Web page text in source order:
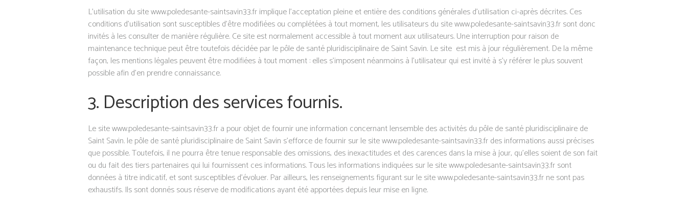
L’utilisation du site www.poledesante-saintsavin33.fr implique l’acceptation pleine et entière des conditions générales d’utilisation ci-après décrites. Ces
conditions d’utilisation sont susceptibles d’être modifiées ou complétées à tout moment, les utilisateurs du site www.poledesante-saintsavin33.fr sont donc
invités à les consulter de manière régulière. Ce site est normalement accessible à tout moment aux utilisateurs. Une interruption pour raison de
maintenance technique peut être toutefois décidée par le pôle de santé pluridisciplinaire de Saint Savin. Le site est mis à jour régulièrement. De la même
façon, les mentions légales peuvent être modifiées à tout moment : elles s’imposent néanmoins à l’utilisateur qui est invité à s’y référer le plus souvent
possible afin d’en prendre connaissance.
3. Description des services fournis.
Le site www.poledesante-saintsavin33.fr a pour objet de fournir une information concernant lensemble des activités du pôle de santé pluridisciplinaire de
Saint Savin. le pôle de santé pluridisciplinaire de Saint Savin s’efforce de fournir sur le site www.poledesante-saintsavin33.fr des informations aussi précises
que possible. Toutefois, il ne pourra être tenue responsable des omissions, des inexactitudes et des carences dans la mise à jour, qu’elles soient de son fait
ou du fait des tiers partenaires qui lui fournissent ces informations. Tous les informations indiquées sur le site www.poledesante-saintsavin33.fr sont
données à titre indicatif, et sont susceptibles d’évoluer. Par ailleurs, les renseignements figurant sur le site www.poledesante-saintsavin33.fr ne sont pas
exhaustifs. Ils sont donnés sous réserve de modifications ayant été apportées depuis leur mise en ligne.